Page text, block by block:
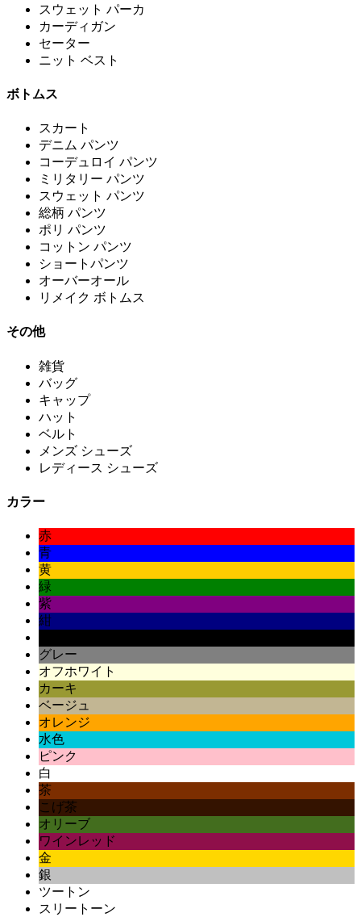
スウェット パーカ
カーディガン
セーター
ニット ベスト
ボトムス
スカート
デニム パンツ
コーデュロイ パンツ
ミリタリー パンツ
スウェット パンツ
総柄 パンツ
ポリ パンツ
コットン パンツ
ショートパンツ
オーバーオール
リメイク ボトムス
その他
雑貨
バッグ
キャップ
ハット
ベルト
メンズ シューズ
レディース シューズ
カラー
赤
青
黄
緑
紫
紺
グレー
オフホワイト
カーキ
ベージュ
オレンジ
水色
ピンク
白
茶
こげ茶
オリーブ
ワインレッド
金
銀
ツートン
スリートーン